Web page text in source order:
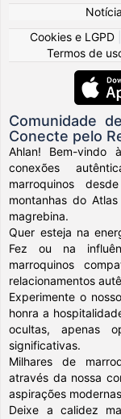
Cookies e LGPD
Termos de
Comunidade
Conecte pelo
Ahlan! Bem-vindo
conexões
marroquinos
montanhas do
magrebina.
Quer esteja na
Fez ou na
marroquinos
relacionamentos
Experimente o
honra a
ocultas, apenas
significativas.
Milhares de
através da nossa
aspirações
Deixe a calidez